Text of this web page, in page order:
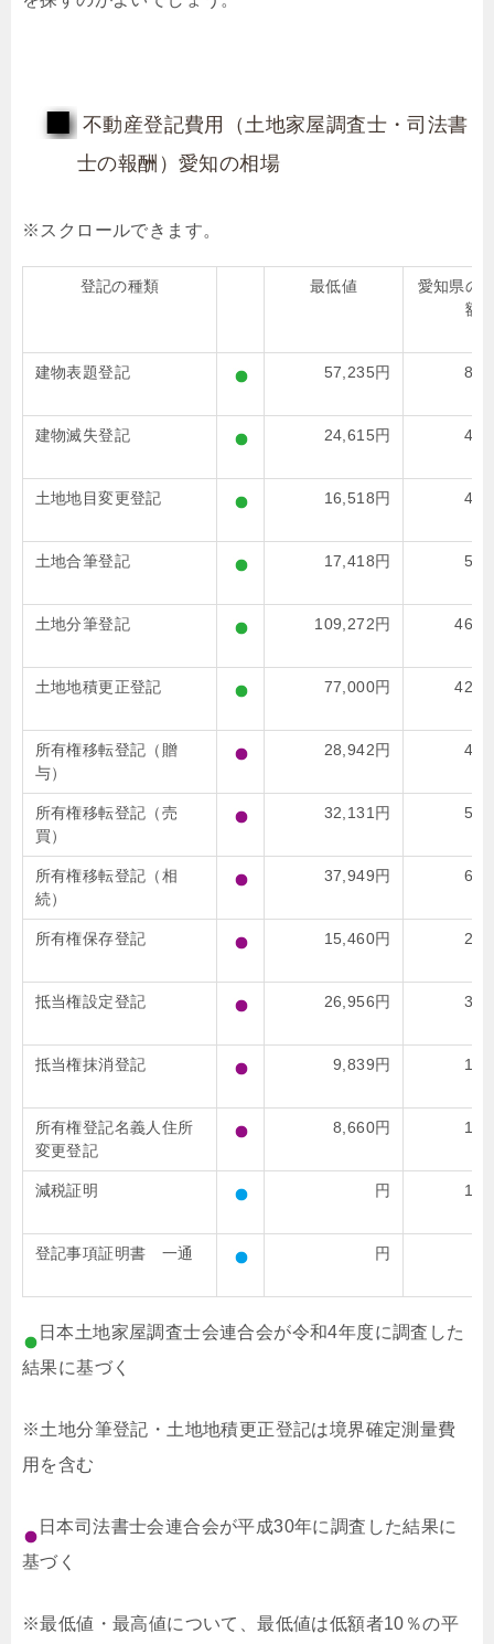
不動産登記費用（土地家屋調査士・司法書
士の報酬）愛知の相場
登記の種類 最低値
愛知県の
額
建物表題登記 57,235円
建物滅失登記 24,615円
土地地目変更登記 16,518円
土地合筆登記 17,418円
土地分筆登記 109,272円
土地地積更正登記 77,000円
所有権移転登記（贈
与）
28,942円
所有権移転登記（売
買）
32,131円
所有権移転登記（相
続）
37,949円
所有権保存登記 15,460円
抵当権設定登記 26,956円
抵当権抹消登記 9,839円
所有権登記名義人住所
変更登記
8,660円
減税証明 円
登記事項証明書 一通 円
日本土地家屋調査士会連合会が令和4年度に調査した
結果に基づく
※土地分筆登記・土地地積更正登記は境界確定測量費
用を含む
日本司法書士会連合会が平成30年に調査した結果に
基づく
※最低値・最高値について、最低値は低額者10％の平